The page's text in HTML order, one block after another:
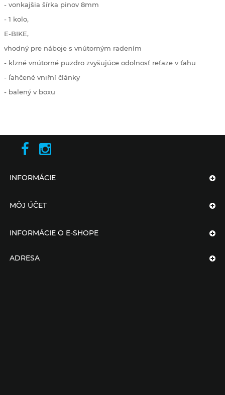
- vonkajšia šírka pinov 8mm
- 1 kolo,
E-BIKE,
vhodný pre náboje s vnútorným radením
- klzné vnútorné puzdro zvyšujúce odolnosť reťaze v ťahu
- ľahčené vniřní články
- balený v boxu
INFORMÁCIE
MÔJ ÚČET
INFORMÁCIE O E-SHOPE
ADRESA